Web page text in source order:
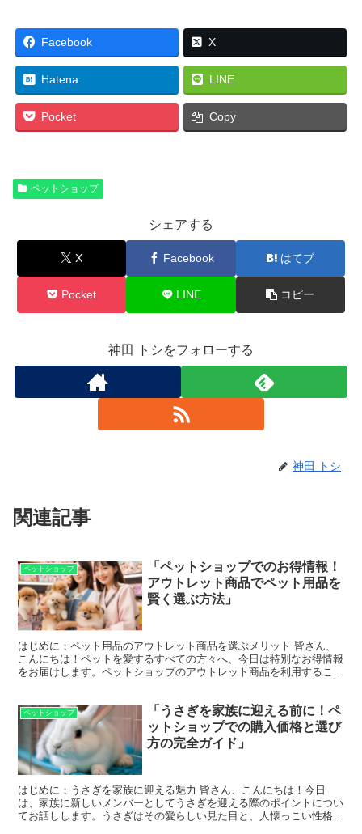
Facebook X
Hatena LINE
Pocket Copy
ペットショップ
シェアする
X Facebook はてブ
Pocket LINE コピー
神田 トシをフォローする
神田 トシ
関連記事
ペットショップ
「ペットショップでのお得情報！
アウトレット商品でペット用品を
賢く選ぶ方法」
はじめに：ペット用品のアウトレット商品を選ぶメリット 皆さん、
こんにちは！ペットを愛するすべての方々へ、今日は特別なお得情報
をお届けします。ペットショップのアウトレット商品を利用すること
ペットショップ
「うさぎを家族に迎える前に！ペ
ットショップでの購入価格と選び
方の完全ガイド」
はじめに：うさぎを家族に迎える魅力 皆さん、こんにちは！今日
は、家族に新しいメンバーとしてうさぎを迎える際のポイントについ
てお話しします。うさぎはその愛らしい見た目と、人懐っこい性格で